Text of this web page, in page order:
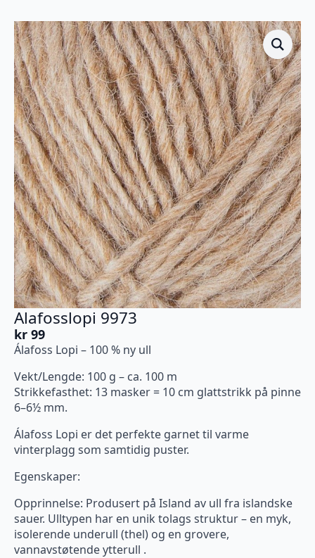
Alafosslopi 9973
kr 99
Álafoss Lopi – 100 % ny ull
Vekt/Lengde: 100 g – ca. 100 m
Strikkefasthet: 13 masker = 10 cm glattstrikk på pinne
6–6½ mm.
Álafoss Lopi er det perfekte garnet til varme
vinterplagg som samtidig puster.
Egenskaper:
Opprinnelse: Produsert på Island av ull fra islandske
sauer. Ulltypen har en unik tolags struktur – en myk,
isolerende underull (thel) og en grovere,
vannavstøtende ytterull .